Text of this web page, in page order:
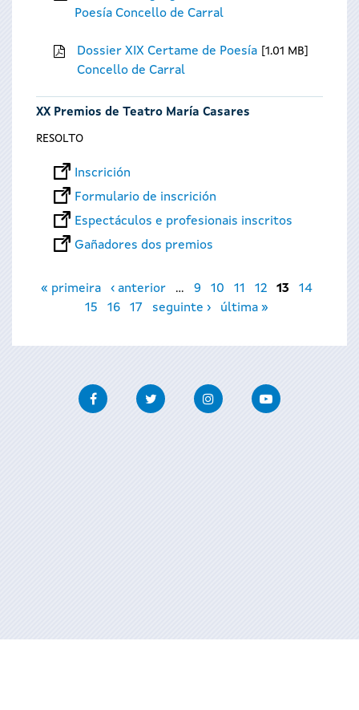
Poesía Concello de Carral
Dossier XIX Certame de Poesía
Concello de Carral
1.01 MB
XX Premios de Teatro María Casares
RESOLTO
Inscrición
Formulario de inscrición
Espectáculos e profesionais inscritos
Gañadores dos premios
Páxinas
« primeira ‹ anterior … 9 10 11 12 13
14
15
16 17 seguinte › última »
FacebookTwitter InstagramYoutube